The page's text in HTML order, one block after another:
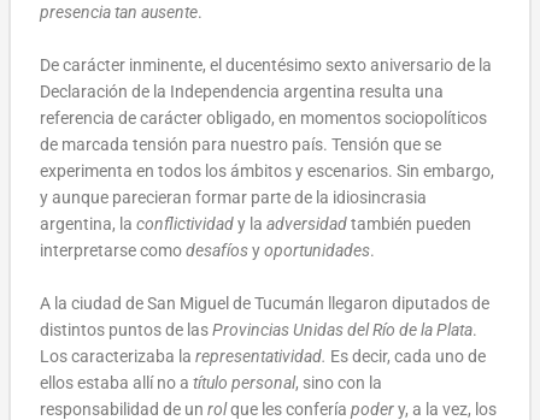
presencia tan ausente.
De carácter inminente, el ducentésimo sexto aniversario de la
Declaración de la Independencia argentina resulta una
referencia de carácter obligado, en momentos sociopolíticos
de marcada tensión para nuestro país. Tensión que se
experimenta en todos los ámbitos y escenarios. Sin embargo,
y aunque parecieran formar parte de la idiosincrasia
argentina, laconflictividady laadversidadtambién pueden
interpretarse comodesafíosyoportunidades.
A la ciudad de San Miguel de Tucumán llegaron diputados de
distintos puntos de lasProvincias Unidas del Río de la Plata.
Los caracterizaba larepresentatividad. Es decir, cada uno de
ellos estaba allí no atítulo personal, sino con la
responsabilidad de unrolque les conferíapodery, a la vez, los